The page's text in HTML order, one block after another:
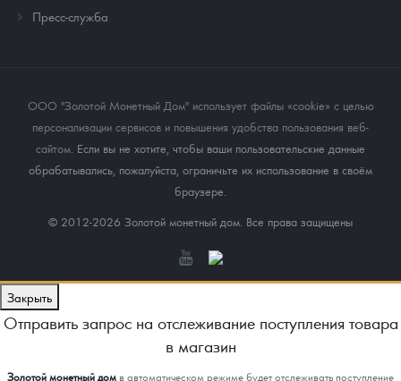
Пресс-служба
ООО "Золотой Монетный Дом" использует файлы «cookie» с целью
персонализации сервисов и повышения удобства пользования веб-
сайтом . Если вы не хотите, чтобы ваши пользовательские данные
обрабатывались, пожалуйста, ограничьте их использование в своём
браузере.
© 2012-2026 Золотой монетный дом. Все права защищены
Закрыть
Отправить запрос на отслеживание поступления товара
в магазин
Золотой монетный домв автоматическом режиме будет отслеживать поступление